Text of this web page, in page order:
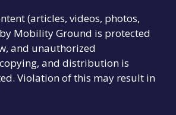
(articles, videos, photos,
Mobility Ground is protected
and unauthorized
and distribution is
Violation of this may result in